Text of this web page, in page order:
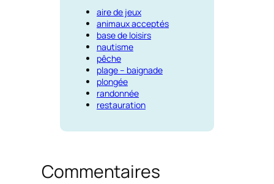
aire de jeux
animaux acceptés
base de loisirs
nautisme
pêche
plage – baignade
plongée
randonnée
restauration
Commentaires